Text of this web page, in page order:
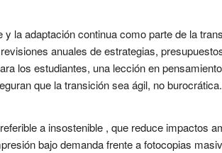
la adaptación continua como parte de la
anuales de estrategias,
los estudiantes, una lección en
que la transición sea ágil, no
a insostenible , que reduce impactos
bajo demanda frente a fotocopias